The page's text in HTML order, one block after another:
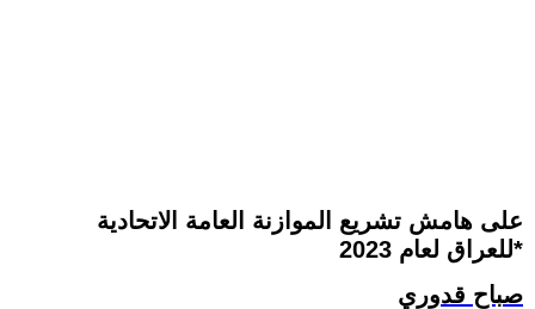
على هامش تشريع الموازنة العامة الاتحادية
للعراق لعام 2023*
صباح قدوري